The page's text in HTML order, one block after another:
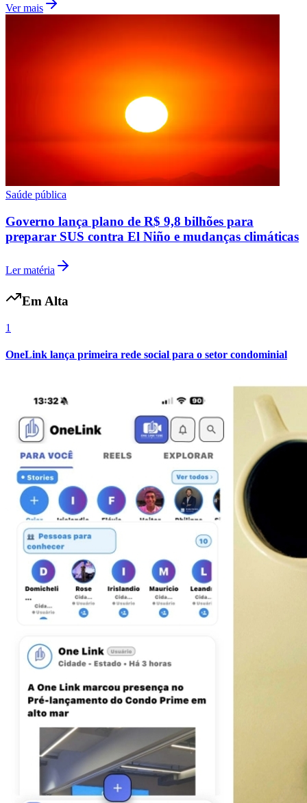
Fluminense
Vasco
Ver mais
Saúde pública
Governo lança plano de R$ 9,8 bilhões para
preparar SUS contra El Niño e mudanças climáticas
Ler matéria
Em Alta
1
OneLink lança primeira rede social para o setor condominial